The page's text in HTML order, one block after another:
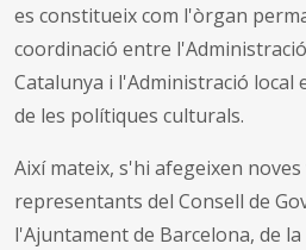
es constitueix com l'òrgan
coordinació entre
Catalunya i l'Administració local
de les polítiques culturals.
Així mateix, s'hi afegeixen noves
representants del Consell de
l'Ajuntament de Barcelona, de la